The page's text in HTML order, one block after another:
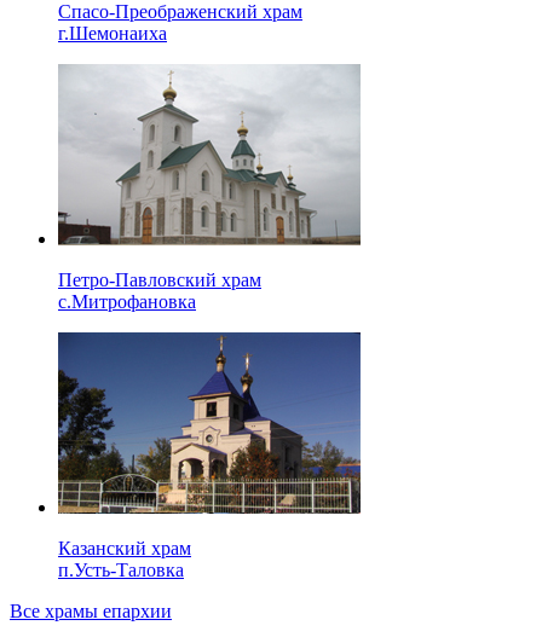
Спасо-Преображенский храм
г.Шемонаиха
Петро-Павловский храм
с.Митрофановка
Казанский храм
п.Усть-Таловка
Все храмы епархии